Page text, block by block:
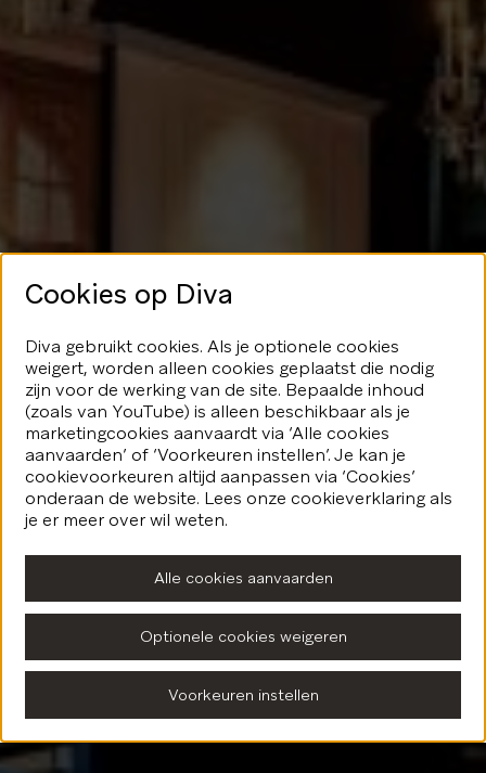
Geen glans
hier
We speelden je blijkbaar even
kwijt...Geen nood, er valt nog veel
fonkeling te ontdekken.
Terug naar de homepagina
Cookies op Diva
Diva gebruikt cookies. Als je optionele cookies
weigert, worden alleen cookies geplaatst die nodig
zijn voor de werking van de site. Bepaalde inhoud
(zoals van YouTube) is alleen beschikbaar als je
marketingcookies aanvaardt via ‘Alle cookies
aanvaarden’ of ‘Voorkeuren instellen’. Je kan je
cookievoorkeuren altijd aanpassen via ‘Cookies’
onderaan de website. Lees onze cookieverklaring als
je er meer over wil weten.
Alle cookies aanvaarden
Optionele cookies weigeren
Voorkeuren instellen